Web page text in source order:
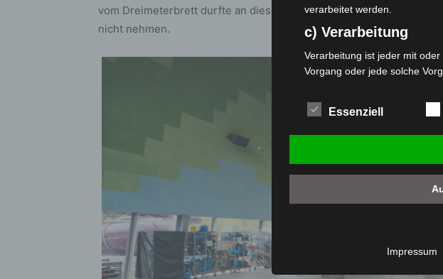
vom Dreimeterbrett durfte an diesem Tag natürlich auch nicht
nicht nehmen.
verarbeitet werden.
c) Verarbeitung
Verarbeitung ist jeder mit
Vorgang oder jede solche
das Ordnen, die Speicherung,
das Abfragen, die
oder eine andere Form der
die Einschränkung, das
d) Einschränkung
Einschränkung der
Profiling ist jede Art der
Essenziell
Impressum